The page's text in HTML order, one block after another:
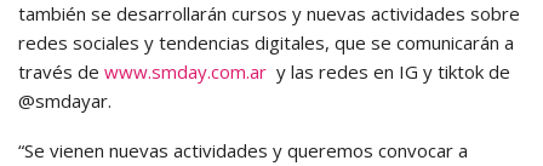
también se desarrollarán cursos y nuevas actividades sobre
redes sociales y tendencias digitales, que se comunicarán a
través de www.smday.com.ar y las redes en IG y tiktok de
@smdayar.
“Se vienen nuevas actividades y queremos convocar a